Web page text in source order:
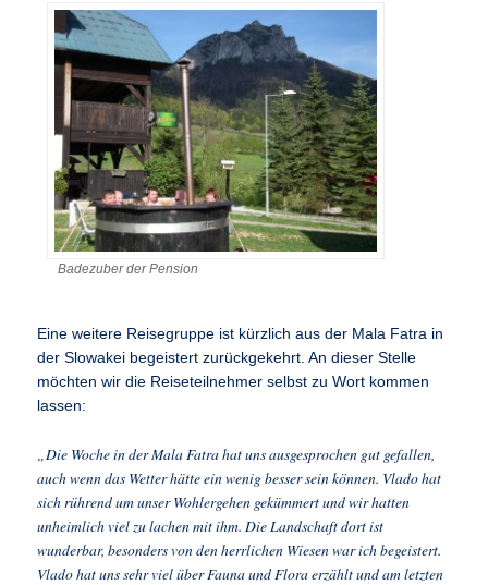
Badezuber der Pension
Eine weitere Reisegruppe ist kürzlich aus der Mala Fatra in
der Slowakei begeistert zurückgekehrt. An dieser Stelle
möchten wir die Reiseteilnehmer selbst zu Wort kommen
lassen:
„Die Woche in der Mala Fatra hat uns ausgesprochen gut gefallen,
auch wenn das Wetter hätte ein wenig besser sein können. Vlado hat
sich rührend um unser Wohlergehen gekümmert und wir hatten
unheimlich viel zu lachen mit ihm. Die Landschaft dort ist
wunderbar, besonders von den herrlichen Wiesen war ich begeistert.
Vlado hat uns sehr viel über Fauna und Flora erzählt und am letzten